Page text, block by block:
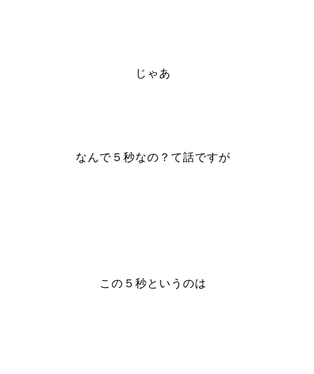
じゃあ
なんで５秒なの？て話ですが
この５秒というのは